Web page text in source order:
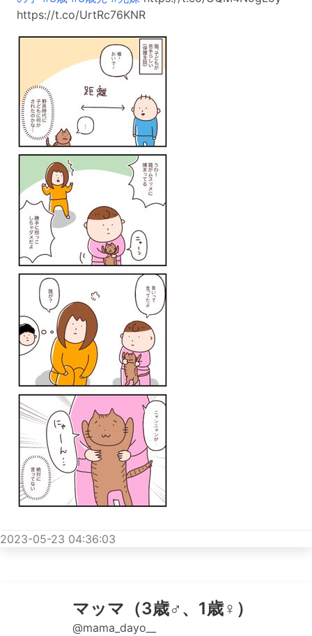
https://t.co/UrtRc76KNR
2023-05-23 04:36:03
マッマ（3歳♂、1歳♀）
@mama_dayo__